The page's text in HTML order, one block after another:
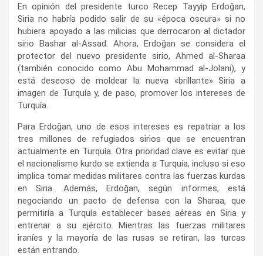
En opinión del presidente turco Recep Tayyip Erdoğan,
Siria no habría podido salir de su «época oscura» si no
hubiera apoyado a las milicias que derrocaron al dictador
sirio Bashar al-Assad. Ahora, Erdoğan se considera el
protector del nuevo presidente sirio, Ahmed al-Sharaa
(también conocido como Abu Mohammad al-Jolani), y
está deseoso de moldear la nueva «brillante» Siria a
imagen de Turquía y, de paso, promover los intereses de
Turquía.
Para Erdoğan, uno de esos intereses es repatriar a los
tres millones de refugiados sirios que se encuentran
actualmente en Turquía. Otra prioridad clave es evitar que
el nacionalismo kurdo se extienda a Turquía, incluso si eso
implica tomar medidas militares contra las fuerzas kurdas
en Siria. Además, Erdoğan, según informes, está
negociando un pacto de defensa con la Sharaa, que
permitiría a Turquía establecer bases aéreas en Siria y
entrenar a su ejército. Mientras las fuerzas militares
iraníes y la mayoría de las rusas se retiran, las turcas
están entrando.